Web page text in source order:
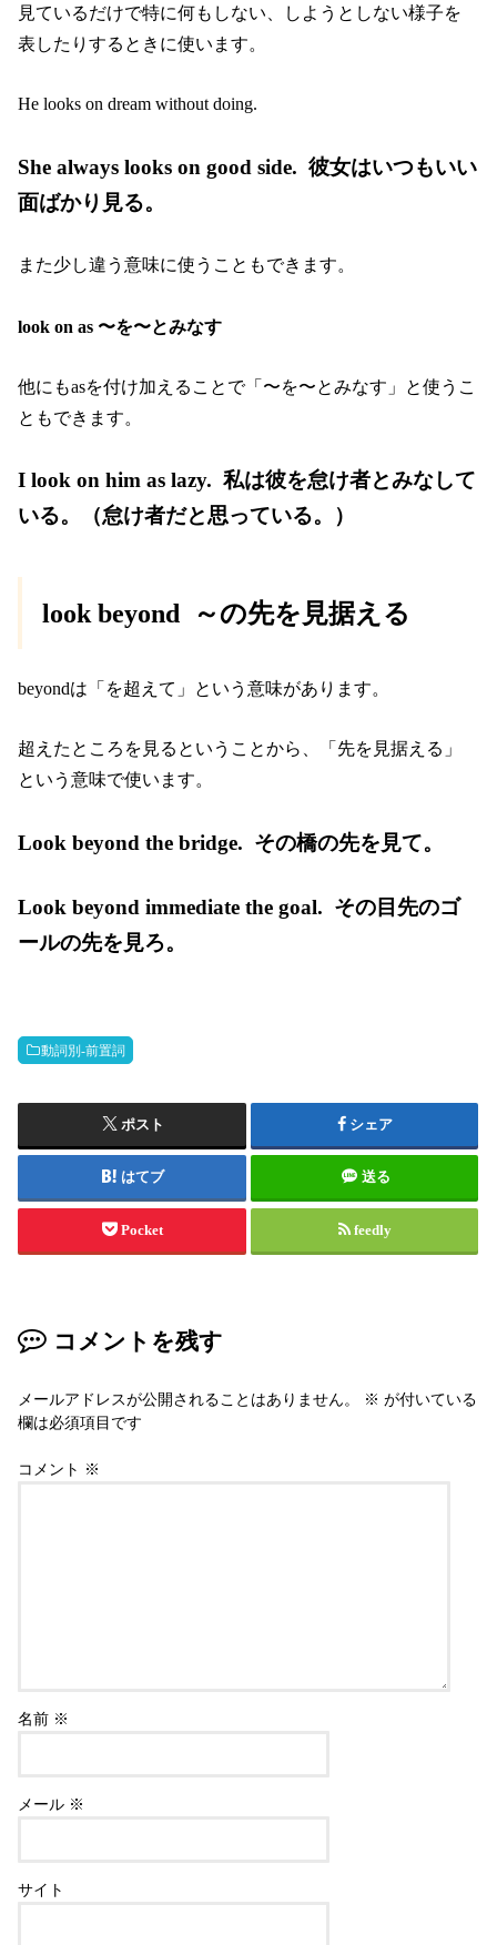
見ているだけで特に何もしない、しようとしない様子を
表したりするときに使います。
He looks on dream without doing.
She always looks on good side. 彼女はいつもいい
面ばかり見る。
また少し違う意味に使うこともできます。
look on as 〜を〜とみなす
他にもasを付け加えることで「〜を〜とみなす」と使うこ
ともできます。
I look on him as lazy. 私は彼を怠け者とみなして
いる。（怠け者だと思っている。）
look beyond ～の先を見据える
beyondは「を超えて」という意味があります。
超えたところを見るということから、「先を見据える」
という意味で使います。
Look beyond the bridge. その橋の先を見て。
Look beyond immediate the goal. その目先のゴ
ールの先を見ろ。
動詞別-前置詞
ポスト シェア
はてブ 送る
Pocket feedly
コメントを残す
メールアドレスが公開されることはありません。 ※ が付いている
欄は必須項目です
コメント ※
名前 ※
メール ※
サイト